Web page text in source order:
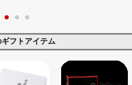
ギフトアイテム